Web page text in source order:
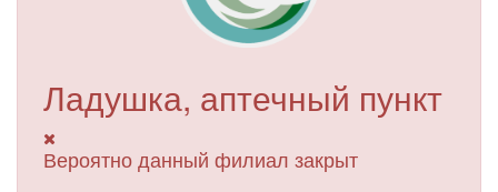
Ладушка, аптечный пункт
Вероятно данный филиал закрыт